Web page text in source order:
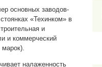
основных заводов-
«Техинком» в
и
и коммерческий
марок).
налаженность